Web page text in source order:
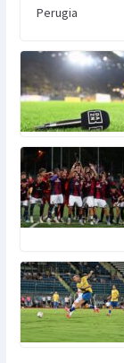
Perugia